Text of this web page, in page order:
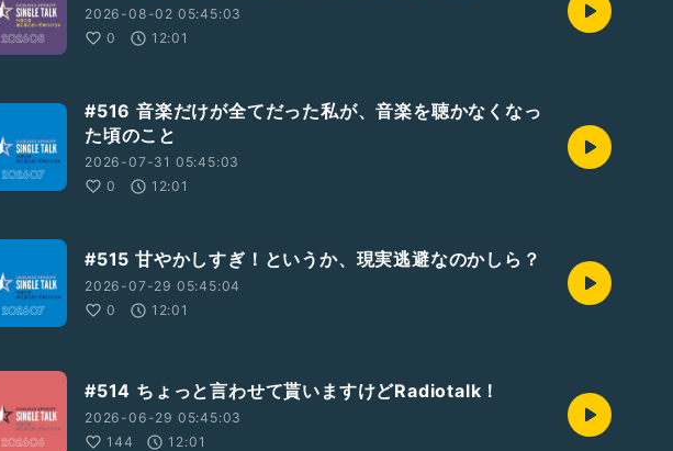
2026-08-02 05:45:03
0
12:01
#516 音楽だけが全てだった私が、音楽を聴かなくなっ
た頃のこと
2026-07-31 05:45:03
0
12:01
#515 甘やかしすぎ！というか、現実逃避なのかしら？
2026-07-29 05:45:04
0
12:01
#514 ちょっと言わせて貰いますけどRadiotalk！
2026-06-29 05:45:03
144
12:01